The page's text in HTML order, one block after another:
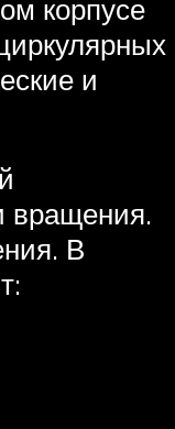
корпусе
и
вращения.
В